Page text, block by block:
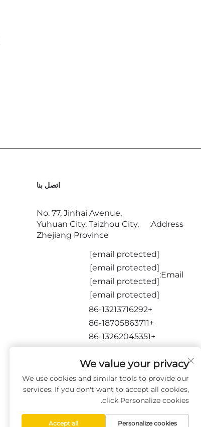
اتصل بنا
Address:
No. 77, Jinhai Avenue,
Yuhuan City, Taizhou City,
Zhejiang Province
Email:
[email protected]
[email protected]
[email protected]
[email protected]
+86-13213716292
+86-18705863711
+86-13262045351
+86-15716651873
We value your privacy
We use cookies and similar tools to provide our
services. If you don't want to accept all cookies,
click Personalize cookies.
Personalize cookies
Accept all